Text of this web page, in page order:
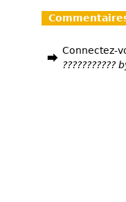
Connectez-
???????????